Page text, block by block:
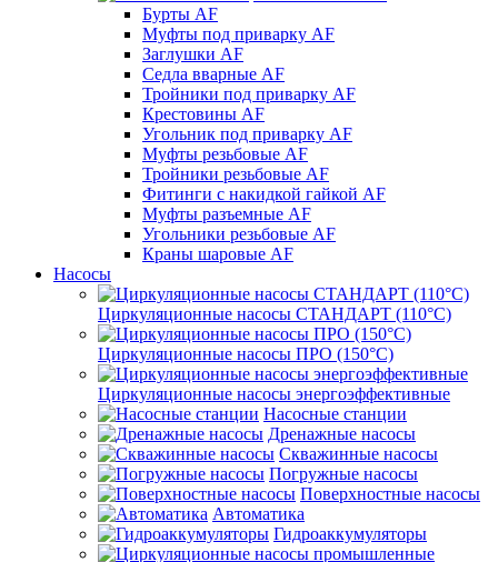
Бурты AF
Муфты под приварку AF
Заглушки AF
Седла вварные AF
Тройники под приварку AF
Крестовины AF
Угольник под приварку AF
Муфты резьбовые AF
Тройники резьбовые AF
Фитинги с накидкой гайкой AF
Муфты разъемные AF
Угольники резьбовые AF
Краны шаровые AF
Насосы
Циркуляционные насосы СТАНДАРТ (110°C)
Циркуляционные насосы ПРО (150°C)
Циркуляционные насосы энергоэффективные
Насосные станции
Дренажные насосы
Скважинные насосы
Погружные насосы
Поверхностные насосы
Автоматика
Гидроаккумуляторы